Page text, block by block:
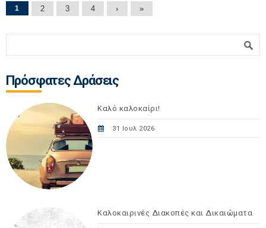
Σελίδες
1 2 3 4 › »
Πρόσφατες Δράσεις
Καλό καλοκαίρι!
31 Ιουλ 2026
Καλοκαιρινές Διακοπές και Δικαιώματα